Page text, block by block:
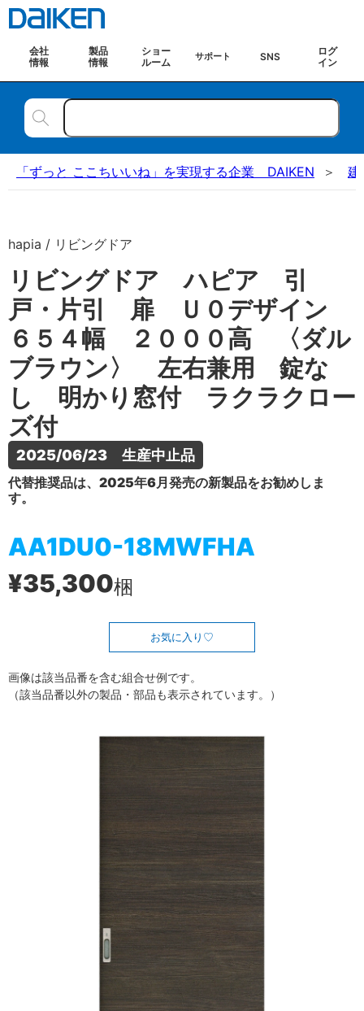
会社
情報
製品
情報
ショー
ルーム
サポート SNS
ログ
イン
「ずっと ここちいいね」を実現する企業 DAIKEN 建
hapia / リビングドア
リビングドア ハピア 引
戸・片引 扉 Ｕ０デザイン
６５４幅 ２０００高 〈ダル
ブラウン〉 左右兼用 錠な
し 明かり窓付 ラクラクロー
ズ付
2025/06/23　生産中止品
代替推奨品は、2025年6月発売の新製品をお勧めしま
す。
AA1DU0-18MWFHA
¥35,300梱
お気に入り
画像は該当品番を含む組合せ例です。
（該当品番以外の製品・部品も表示されています。）